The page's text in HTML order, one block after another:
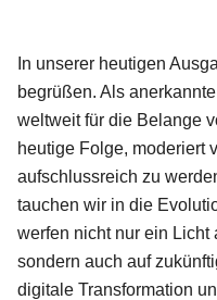
In unserer heutigen
begrüßen. Als
weltweit für die Belange
heutige Folge, moderiert
aufschlussreich zu
tauchen wir in die
werfen nicht nur ein
sondern auch auf
digitale Transformation